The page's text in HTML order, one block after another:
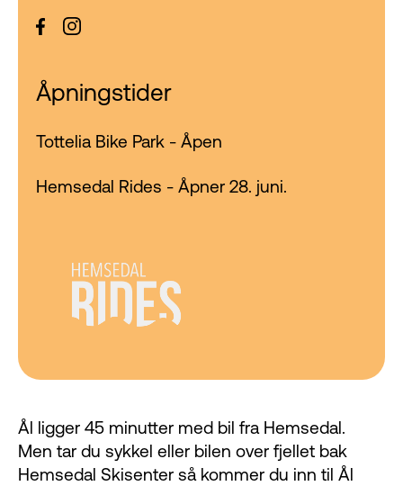
Ål ligger 45 minutter med bil fra Hemsedal.
Men tar du sykkel eller bilen over fjellet bak
Hemsedal Skisenter så kommer du inn til Ål
Åpningstider
Tottelia Bike Park - Åpen
Hemsedal Rides - Åpner 28. juni.